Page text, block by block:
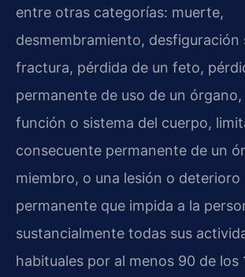
entre otras categorías: muerte,
desmembramiento, desfiguración
fractura, pérdida de un feto,
permanente de uso de un
función o sistema del cuerpo,
consecuente permanente de un
miembro, o una lesión o deterioro
permanente que impida a la
sustancialmente todas sus
habituales por al menos 90 de los